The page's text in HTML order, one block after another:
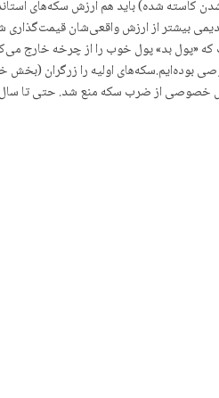
شده) باید هم ارزش سکه‌های
بیشتر از ارزش واقعی‌شان
بد» پول خوب را از چرخه خارج می‌کند
بوده‌ایم.سکه‌های اولیه را زرگران